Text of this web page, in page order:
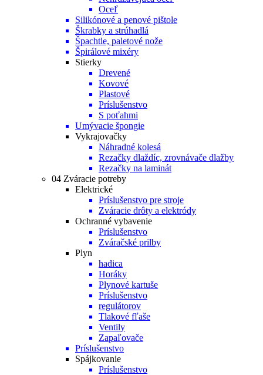
Oceľ
Silikónové a penové pištole
Škrabky a strúhadlá
Špachtle, paletové nože
Špirálové mixéry
Stierky
Drevené
Kovové
Plastové
Príslušenstvo
S poťahmi
Umývacie špongie
Vykrajovačky
Náhradné kolesá
Rezačky dlaždíc, zrovnávače dlažby
Rezačky na laminát
04 Zváracie potreby
Elektrické
Príslušenstvo pre stroje
Zváracie drôty a elektródy
Ochranné vybavenie
Príslušenstvo
Zváračské prilby
Plyn
hadica
Horáky
Plynové kartuše
Príslušenstvo
regulátorov
Tlakové fľaše
Ventily
Zapaľovače
Príslušenstvo
Spájkovanie
Príslušenstvo